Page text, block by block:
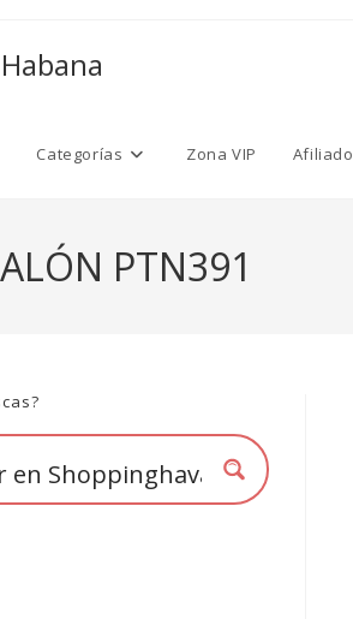
Categorías Zona VIP
PTN391